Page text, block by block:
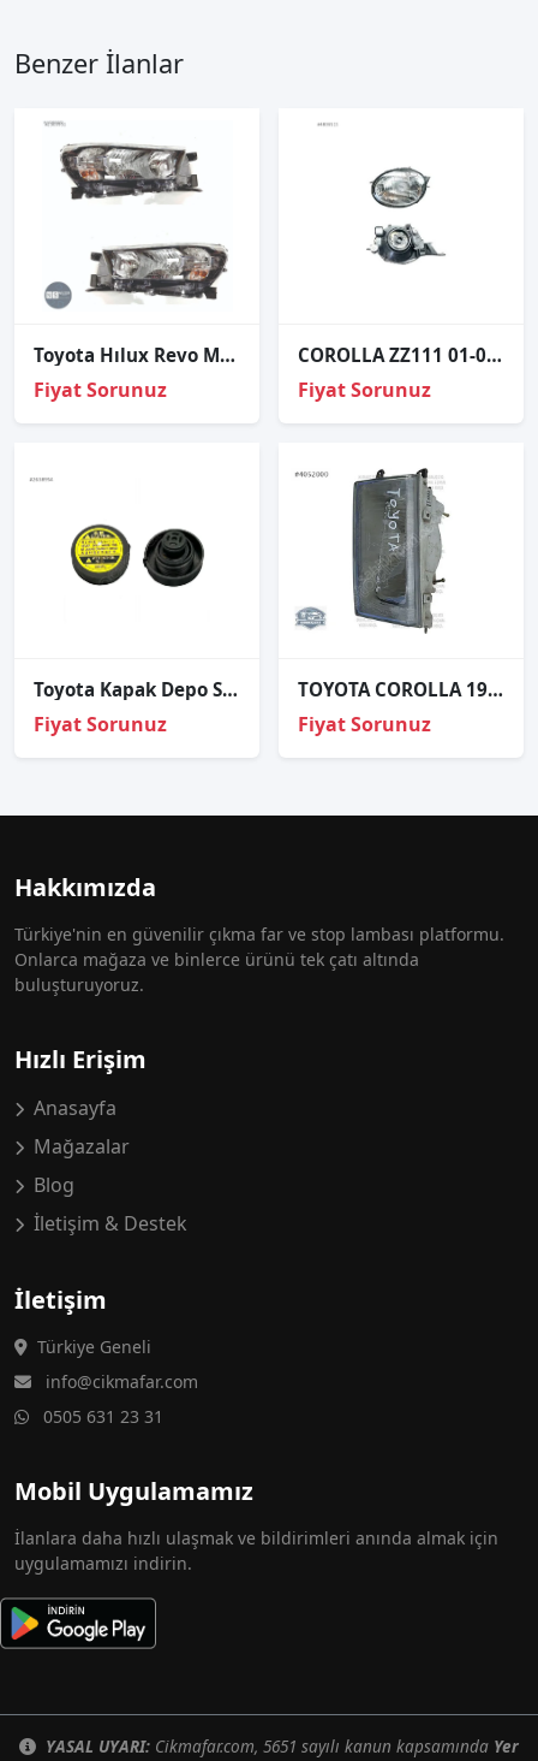
Benzer İlanlar
Toyota Hılux Revo Merceksiz Far Lambası Sağ Sol
Fiyat Sorunuz
COROLLA ZZ111 01-02 YILAN GÖZ BEYAZ SOL FAR 81150-1E240
Fiyat Sorunuz
Toyota Kapak Depo Su Yedek Corolla 07-22/Auris 07-20/ Avensis 03-
Fiyat Sorunuz
TOYOTA COROLLA 1986 FAR ORJİNAL ÇIKMA 11074185
Fiyat Sorunuz
Hakkımızda
Türkiye'nin en güvenilir çıkma far ve stop lambası platformu.
Onlarca mağaza ve binlerce ürünü tek çatı altında
buluşturuyoruz.
Hızlı Erişim
Anasayfa
Mağazalar
Blog
İletişim & Destek
İletişim
Türkiye Geneli
info@cikmafar.com
0505 631 23 31
Mobil Uygulamamız
İlanlara daha hızlı ulaşmak ve bildirimleri anında almak için
uygulamamızı indirin.
YASAL UYARI: Cikmafar.com, 5651 sayılı kanun kapsamında Yer